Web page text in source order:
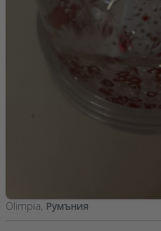
Olimpia, Румъния